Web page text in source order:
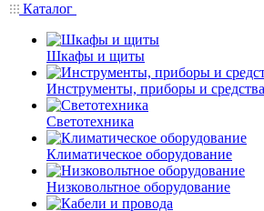
Каталог
Шкафы и щиты
Инструменты, приборы и
Светотехника
Климатическое оборудование
Низковольтное оборудование